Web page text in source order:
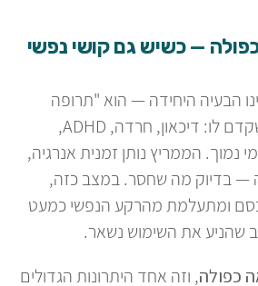
— כשיש גם קושי נפשי
הבעיה היחידה — הוא "תרופה
עצמית" לקושי נפשי שקדם לו: דיכאון, חרדה, ADHD,
נמוך. הממריץ נותן זמנית אנרגיה,
— בדיוק מה שחסר. במצב כזה,
ומתעלמת מהרקע הנפשי כמעט
שהניע את השימוש נשאר.
כפולה, וזה אחד היתרונות הגדולים